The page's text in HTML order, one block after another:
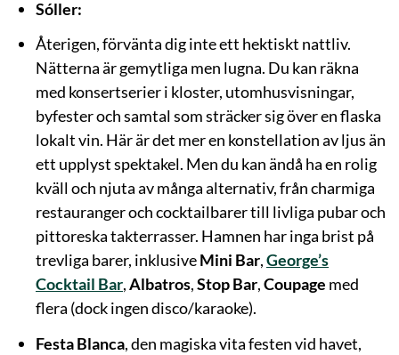
Sóller:
Återigen, förvänta dig inte ett hektiskt nattliv.
Nätterna är gemytliga men lugna. Du kan räkna
med konsertserier i kloster, utomhusvisningar,
byfester och samtal som sträcker sig över en flaska
lokalt vin. Här är det mer en konstellation av ljus än
ett upplyst spektakel. Men du kan ändå ha en rolig
kväll och njuta av många alternativ, från charmiga
restauranger och cocktailbarer till livliga pubar och
pittoreska takterrasser. Hamnen har inga brist på
trevliga barer, inklusiveMini Bar,George’s
Cocktail Bar,Albatros,Stop Bar,Coupage med
flera (dock ingen disco/karaoke).
Festa Blanca, den magiska vita festen vid havet,